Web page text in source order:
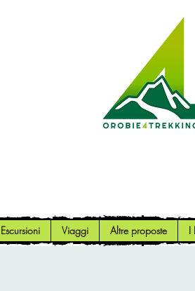
Escursioni Viaggi Altre proposte I